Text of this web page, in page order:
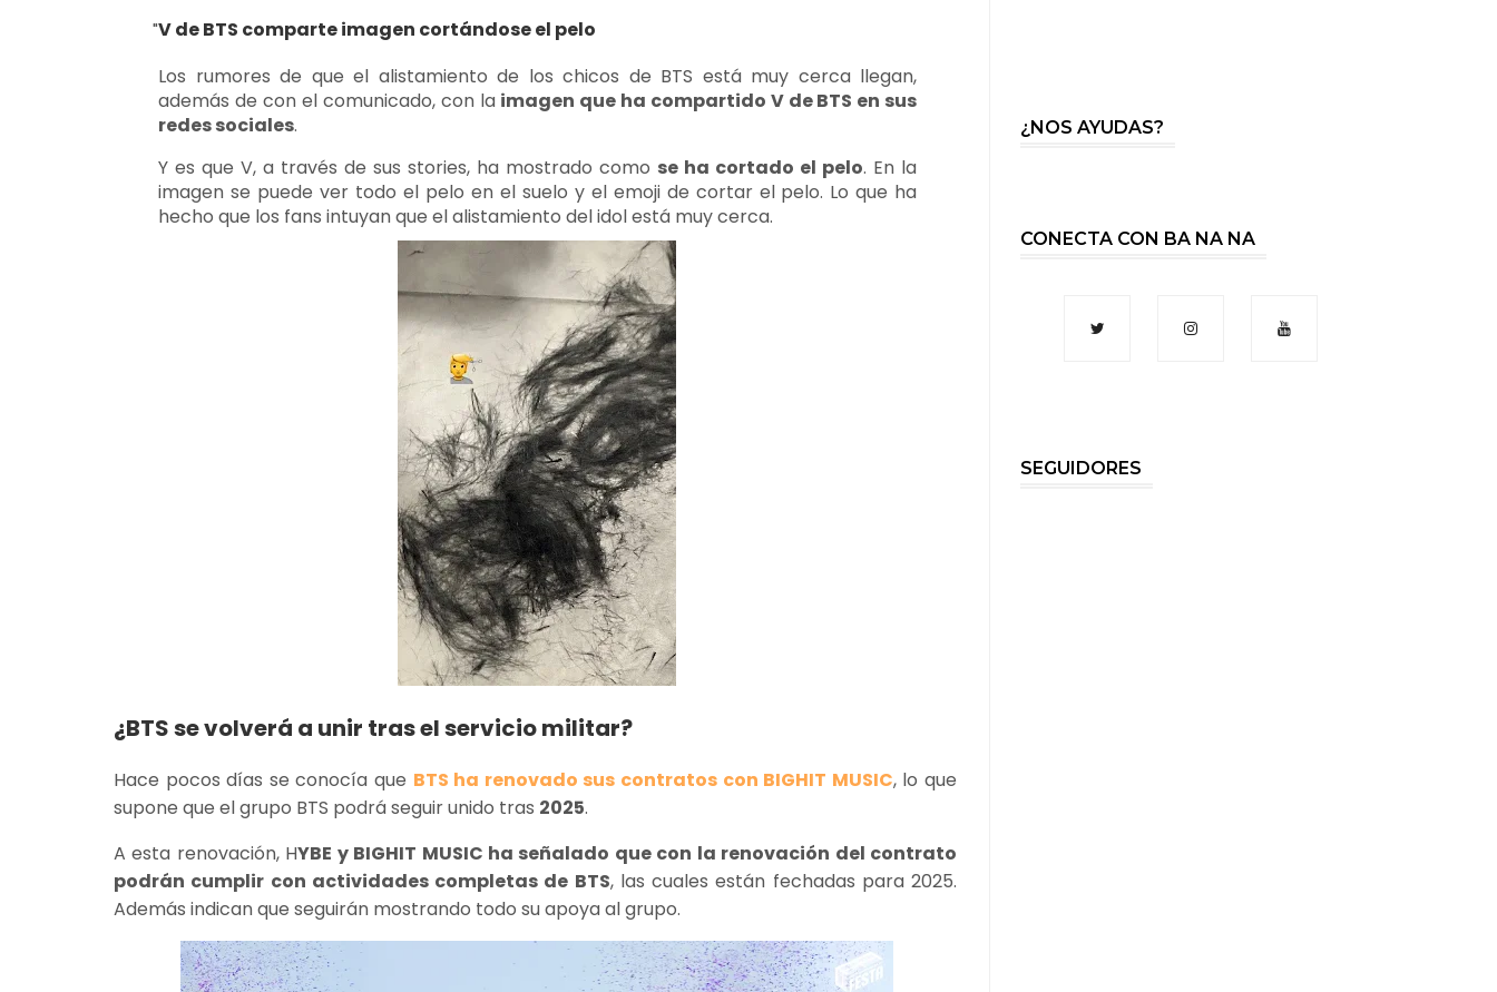
V de BTS comparte imagen cortándose el pelo
Los rumores de que el alistamiento de los chicos de BTS está muy cerca llegan,
además de con el comunicado, con laimagen que ha compartido V de BTS en sus
redes sociales.
Y es que V, a través de sus stories, ha mostrado como se ha cortado el pelo. En la
imagen se puede ver todo el pelo en el suelo y el emoji de cortar el pelo. Lo que ha
hecho que los fans intuyan que el alistamiento del idol está muy cerca.
¿BTS se volverá a unir tras el servicio militar?
Hace pocos días se conocía que BTS ha renovado sus contratos con BIGHIT MUSIC, lo que
supone que el grupo BTS podrá seguir unido tras 2025.
A esta renovación, HYBE y BIGHIT MUSIC ha señalado que con la renovación del contrato
podrán cumplir con actividades completas de BTS, las cuales están fechadas para 2025.
Además indican que seguirán mostrando todo su apoya al grupo.
¿NOS AYUDAS?
CONECTA CON BA NA NA
SEGUIDORES